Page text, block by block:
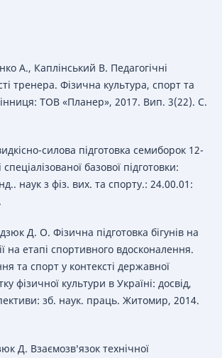
А., Каплінський В. Педагогічні
тренера. Фізична культура, спорт та
ТОВ «Планер», 2017. Вип. 3(22). С.
силова підготовка семиборок 12-
базової підготовки:
наук з фіз. вих. та спорту.: 24.00.01:
Д. О. Фізична підготовка бігунів на
на етапі спортивного вдосконалення.
та спорт у контексті державної
фізичної культури в Україні: досвід,
зб. наук. праць. Житомир, 2014.
Д. Взаємозвꞌязок технічної